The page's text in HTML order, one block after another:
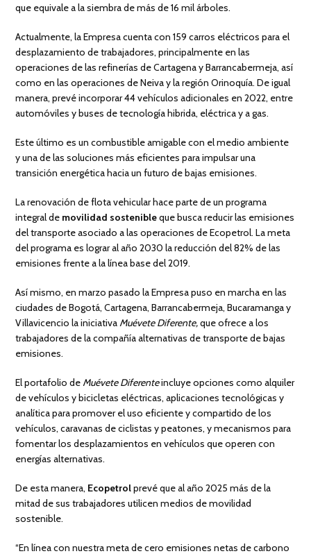
que equivale a la siembra de más de 16 mil árboles.
Actualmente, la Empresa cuenta con 159 carros eléctricos para el
desplazamiento de trabajadores, principalmente en las
operaciones de las refinerías de Cartagena y Barrancabermeja, así
como en las operaciones de Neiva y la región Orinoquía. De igual
manera, prevé incorporar 44 vehículos adicionales en 2022, entre
automóviles y buses de tecnología hibrida, eléctrica y a gas.
Este último es un combustible amigable con el medio ambiente
y una de las soluciones más eficientes para impulsar una
transición energética hacia un futuro de bajas emisiones.
La renovación de flota vehicular hace parte de un programa
integral de movilidad sostenibleque busca reducir las emisiones
del transporte asociado a las operaciones de Ecopetrol. La meta
del programa es lograr al año 2030 la reducción del 82% de las
emisiones frente a la línea base del 2019.
Así mismo, en marzo pasado la Empresa puso en marcha en las
ciudades de Bogotá, Cartagena, Barrancabermeja, Bucaramanga y
Villavicencio la iniciativaMuévete Diferente,que ofrece a los
trabajadores de la compañía alternativas de transporte de bajas
emisiones.
El portafolio deMuévete Diferenteincluye opciones como alquiler
de vehículos y bicicletas eléctricas, aplicaciones tecnológicas y
analítica para promover el uso eficiente y compartido de los
vehículos, caravanas de ciclistas y peatones, y mecanismos para
fomentar los desplazamientos en vehículos que operen con
energías alternativas.
De esta manera, Ecopetrolprevé que al año 2025 más de la
mitad de sus trabajadores utilicen medios de movilidad
sostenible.
“En línea con nuestra meta de cero emisiones netas de carbono